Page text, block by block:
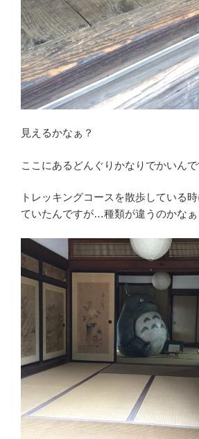
見えるかなぁ？
ここにあるどんぐりかなりでかいんで
トレッキングコースを散歩している
ていたんですが…種類が違うのかなぁ